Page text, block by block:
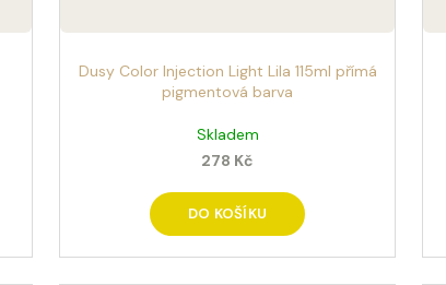
Dusy Color Injection Light Lila 115ml přímá
pigmentová barva
Skladem
278 Kč
DO KOŠÍKU